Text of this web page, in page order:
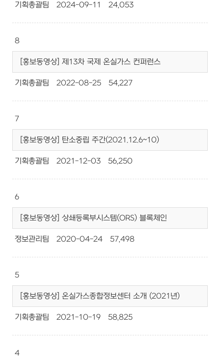
기획총괄팀 2024-09-11 24,053
8
[홍보동영상] 제13차 국제 온실가스 컨퍼런스
기획총괄팀 2022-08-25 54,227
7
[홍보동영상] 탄소중립 주간(2021.12.6~10)
기획총괄팀 2021-12-03 56,250
6
[홍보동영상] 상쇄등록부시스템(ORS) 블록체인
정보관리팀 2020-04-24 57,498
5
[홍보동영상] 온실가스종합정보센터 소개 (2021년)
기획총괄팀 2021-10-19 58,825
4